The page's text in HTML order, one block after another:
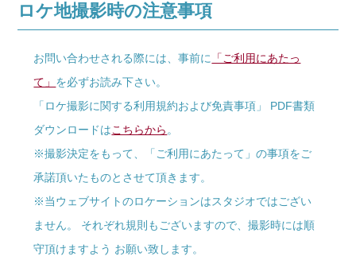
ロケ地撮影時の注意事項
お問い合わせされる際には、事前に 「ご利用にあたっ
て」 を必ずお読み下さい。
「ロケ撮影に関する利用規約および免責事項」 PDF書類
ダウンロードはこちらから。
※撮影決定をもって、「ご利用にあたって」の事項をご
承諾頂いたものとさせて頂きます。
※当ウェブサイトのロケーションはスタジオではござい
ません。 それぞれ規則もございますので、撮影時には順
守頂けますよう お願い致します。